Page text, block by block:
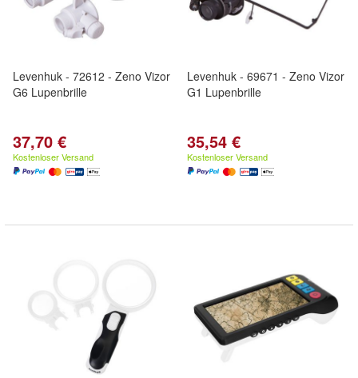
Levenhuk - 72612 - Zeno Vizor
G6 Lupenbrille
37,70 €
Kostenloser Versand
Levenhuk - 69671 - Zeno Vizor
G1 Lupenbrille
35,54 €
Kostenloser Versand